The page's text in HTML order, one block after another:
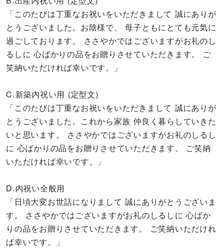
「このたびは丁重なお祝いをいただきまして 誠にありが
とうございました。お陰様で、 母子ともにとても元気に
過ごしております。 ささやかではございますがお礼のし
るしに 心ばかりの品をお贈りさせていただきます。 ご
笑納いただければ幸いです。」
C.新築内祝い用 (定型文)
「このたびは丁重なお祝いをいただきまして 誠にありが
とうございました。これから家族 仲良く暮らしていきた
いと思います。 ささやかではございますがお礼のしるし
に 心ばかりの品をお贈りさせていただきます。 ご笑納
いただければ幸いです。」
D.内祝い全般用
「日頃大変お世話になりまして 誠にありがとうございま
す。 ささやかではございますがお礼のしるしに 心ばか
りの品をお贈りさせていただきます。 ご笑納いただけれ
ば幸いです。」